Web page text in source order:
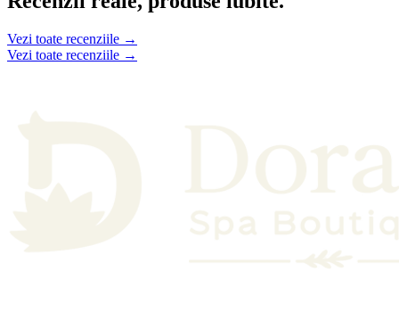
Vezi toate recenziile →
Vezi toate recenziile →